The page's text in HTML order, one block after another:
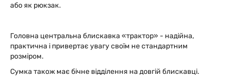
або як рюкзак.
Головна центральна блискавка «трактор» - надійна,
практична і привертає увагу своїм не стандартним
розміром.
Сумка також має бічне відділення на довгій блискавці.